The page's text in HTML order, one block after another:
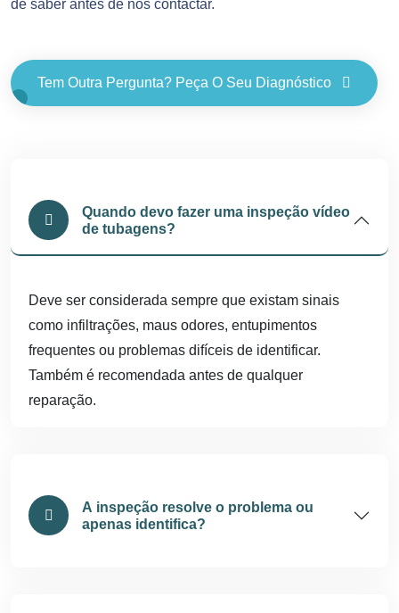
de saber antes de nos contactar.
Tem Outra Pergunta? Peça O Seu Diagnóstico
Quando devo fazer uma inspeção vídeo
de tubagens?
Deve ser considerada sempre que existam sinais
como infiltrações, maus odores, entupimentos
frequentes ou problemas difíceis de identificar.
Também é recomendada antes de qualquer
reparação.
A inspeção resolve o problema ou
apenas identifica?